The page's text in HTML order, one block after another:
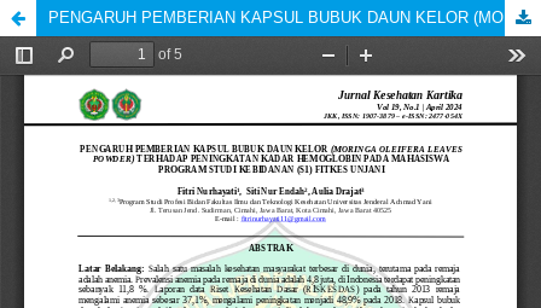
PENGARUH PEMBERIAN KAPSUL BUBUK DAUN KELOR (MORINGA OLEIFERA LEAVES POWDER) TERHADAP PENINGKATAN KADAR HEMOGLOBIN PADA MAHASISWA PROGRAM STUDI KEBIDANAN (S1) FITKES UNJANI